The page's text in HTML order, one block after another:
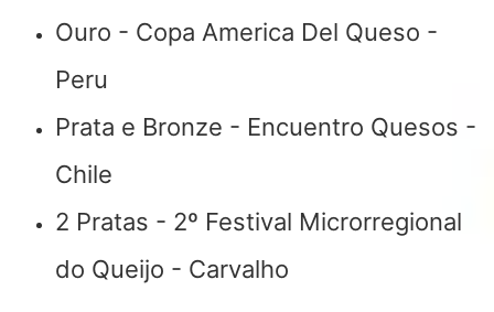
Ouro - Copa America Del Queso -
Peru
Prata e Bronze - Encuentro Quesos -
Chile
2 Pratas - 2º Festival Microrregional
do Queijo - Carvalho